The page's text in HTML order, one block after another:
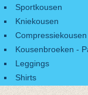
Sportkousen
Kniekousen
Compressiekousen
Kousenbroeken -
Leggings
Shirts